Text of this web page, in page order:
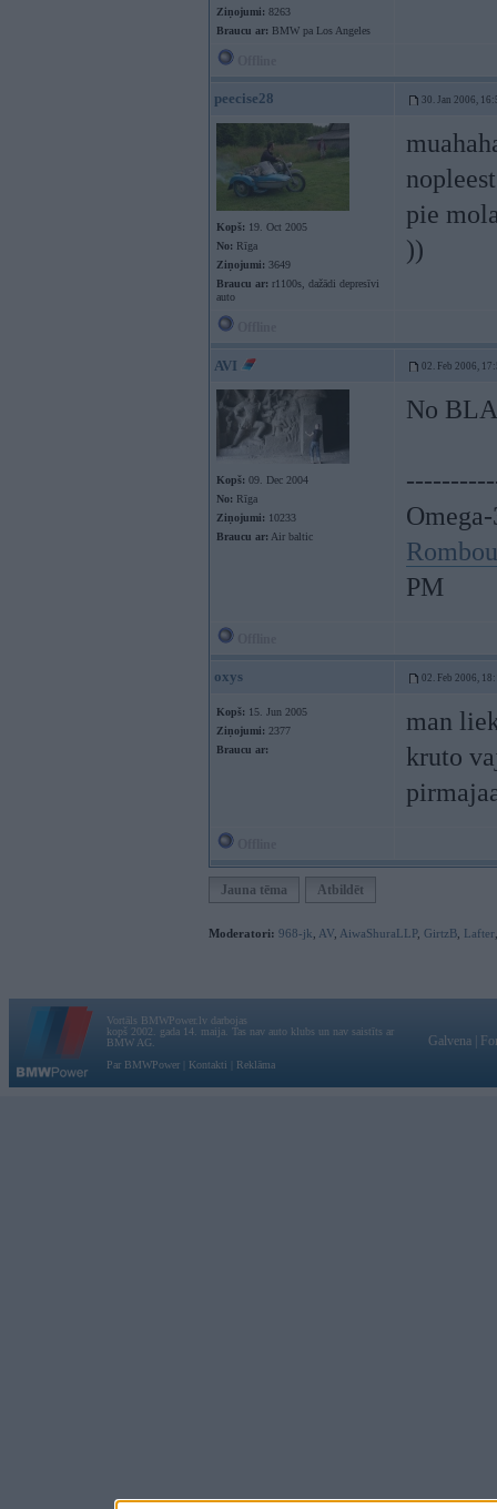
Ziņojumi: 8263
Braucu ar: BMW pa Los Angeles
peecise28 30. Jan 2006,
Kopš: 19. Oct 2005
No: Rīga
Ziņojumi: 3649
Braucu ar: r1100s, dažādi depresīvi
auto
pie
))
AVI 02. Feb 2006,
Kopš: 09. Dec 2004
No: Rīga
Ziņojumi: 10233
Braucu ar: Air baltic
No
PM
oxys 02. Feb 2006,
Kopš: 15. Jun 2005
Ziņojumi: 2377
Braucu ar:
man
kruto
Jauna tēma Atbildēt
Moderatori: 968-jk AV AiwaShuraLLP, GirtzB Lafter
Vortāls BMWPower.lv darbojas
kopš 2002. gada 14. maija. Tas nav auto klubs un nav saistīts ar
BMW AG.
Par BMWPower
Kontakti Reklāma
Galvena